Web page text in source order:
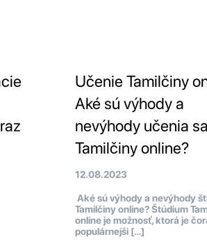
Učenie Tamilčiny
Aké sú výhody a
nevýhody učenia sa
Tamilčiny online?
12.08.2023
Aké sú výhody a nevýhody
Tamilčiny online? Štúdium
online je možnosť, ktorá je
populárnejši […]